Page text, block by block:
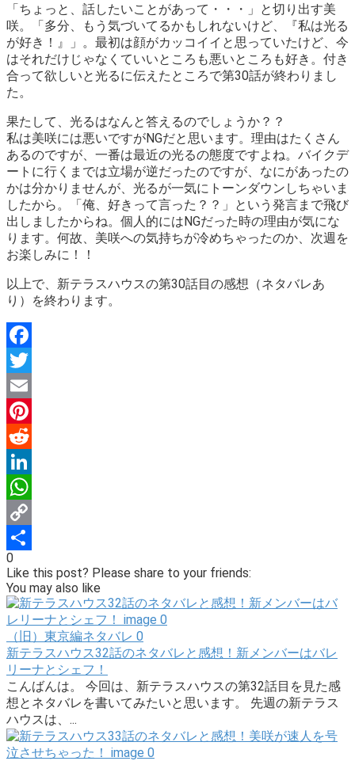
「ちょっと、話したいことがあって・・・」と切り出す美
咲。「多分、もう気づいてるかもしれないけど、『私は光る
が好き！』」。最初は顔がカッコイイと思っていたけど、今
はそれだけじゃなくていいところも悪いところも好き。付き
合って欲しいと光るに伝えたところで第30話が終わりまし
た。
果たして、光るはなんと答えるのでしょうか？？
私は美咲には悪いですがNGだと思います。理由はたくさん
あるのですが、一番は最近の光るの態度ですよね。バイクデ
ートに行くまでは立場が逆だったのですが、なにがあったの
かは分かりませんが、光るが一気にトーンダウンしちゃいま
したから。「俺、好きって言った？？」という発言まで飛び
出しましたからね。個人的にはNGだった時の理由が気にな
ります。 何故、美咲への気持ちが冷めちゃったのか、次週を
お楽しみに！！
以上で、新テラスハウスの第30話目の感想（ネタバレあ
り）を終わります。
Facebook
Twitter
Email
Pinterest
Reddit
LinkedIn
WhatsApp
Copy
Link
Share
0
Like this post? Please share to your friends:
You may also like
（旧）東京編ネタバレ 0
新テラスハウス32話のネタバレと感想！新メンバーはバレ
リーナとシェフ！
こんばんは。 今回は、新テラスハウスの第32話目を見た感
想とネタバレを書いてみたいと思います。 先週の新テラス
ハウスは、...